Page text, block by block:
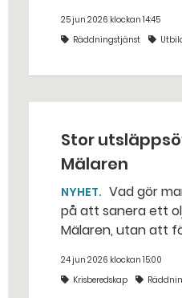
bakhåll, utspridda
från livsfarliga
25 jun 2026 klockan 14:45
Räddningstjänst
Stor
Mälaren
NYHET
på att sanera ett
Mälaren, utan att
stället. Det gjorde räddningstjänsten i
Eskilstuna – tio
24 jun 2026 klockan 15:00
Krisberedskap